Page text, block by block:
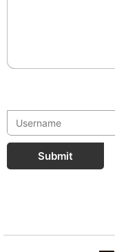
Submit